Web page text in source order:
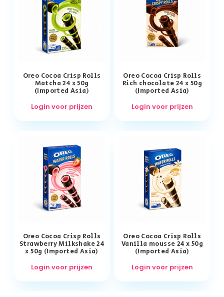
Oreo Cocoa Crisp Rolls
Matcha 24 x 50g
(Imported Asia)
Login voor prijzen
Oreo Cocoa Crisp Rolls
Rich chocolate 24 x 50g
(Imported Asia)
Login voor prijzen
Oreo Cocoa Crisp Rolls
Strawberry Milkshake 24
x 50g (Imported Asia)
Login voor prijzen
Oreo Cocoa Crisp Rolls
Vanilla mousse 24 x 50g
(Imported Asia)
Login voor prijzen